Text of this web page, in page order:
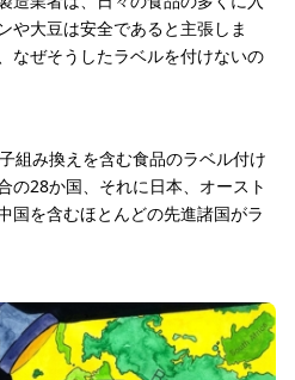
や大豆は安全であると主張しま
なぜそうしたラベルを付けないの
組み換えを含む食品のラベル付け
の28か国、それに日本、オースト
国を含むほとんどの先進諸国がラ